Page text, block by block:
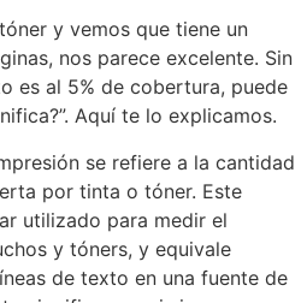
y vemos que tiene un
nos parece excelente. Sin
es al 5% de cobertura, puede
Aquí te lo explicamos.
se refiere a la cantidad
por tinta o tóner. Este
utilizado para medir el
y tóners, y equivale
de texto en una fuente de